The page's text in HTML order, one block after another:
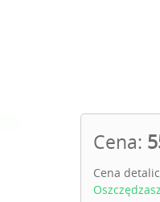
Cena:
Cena